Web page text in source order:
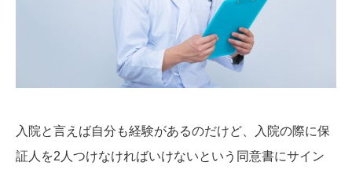
入院と言えば自分も経験があるのだけど、入院の際に保
証人を2人つけなければいけないという同意書にサイン